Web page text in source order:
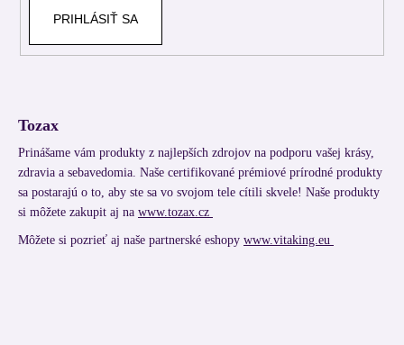
PRIHLÁSIŤ SA
Tozax
Prinášame vám produkty z najlepších zdrojov na podporu vašej krásy,
zdravia a sebavedomia. Naše certifikované prémiové prírodné produkty
sa postarajú o to, aby ste sa vo svojom tele cítili skvele! Naše produkty
si môžete zakupit aj na www.tozax.cz
Môžete si pozrieť aj naše partnerské eshopy www.vitaking.eu